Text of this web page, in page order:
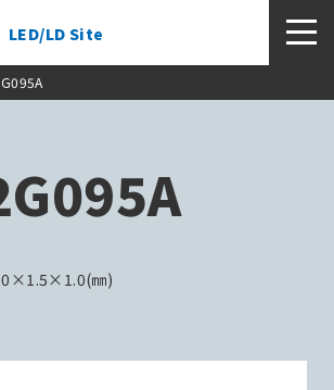
LED/LD Site
㎜)